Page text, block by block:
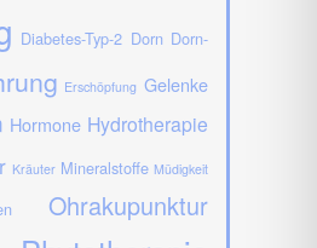
Diabetes-Typ-2 Dorn Dorn-
Erschöpfung Gelenke
Hormone Hydrotherapie
Kräuter Mineralstoffe Müdigkeit
Ohrakupunktur